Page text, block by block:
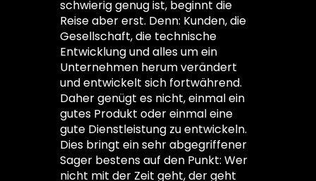
schwierig genug ist, beginnt die
Reise aber erst. Denn: Kunden, die
Gesellschaft, die technische
Entwicklung und alles um ein
Unternehmen herum verändert
und entwickelt sich fortwährend.
Daher genügt es nicht, einmal ein
gutes Produkt oder einmal eine
gute Dienstleistung zu entwickeln.
Dies bringt ein sehr abgegriffener
Sager bestens auf den Punkt: Wer
nicht mit der Zeit geht, der geht